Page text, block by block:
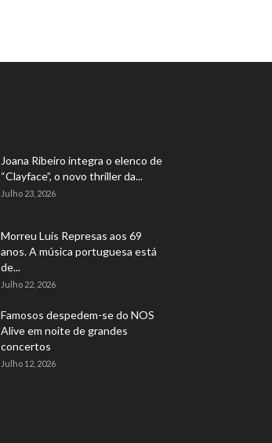
Joana Ribeiro integra o elenco de
“Clayface”, o novo thriller da...
Julho 23, 2026
Morreu Luís Represas aos 69
anos. A música portuguesa está
de...
Julho 22, 2026
Famosos despedem-se do NOS
Alive em noite de grandes
concertos
Julho 12, 2026